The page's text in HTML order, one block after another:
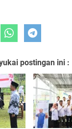
postingan ini :